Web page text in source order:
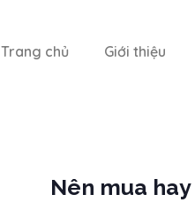
Trang chủ Giới thiệu
Nên mua